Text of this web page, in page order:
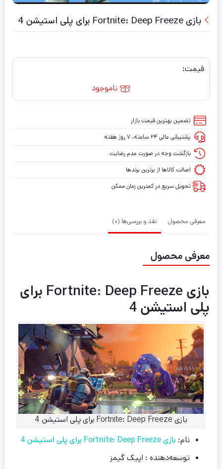
بازی Fortnite: Deep Freeze برای پلی استیشن 4
قیمت:
ناموجود
تضمین بهترین قیمت بازار
پشتیبانی عالی ۲۴ ساعته، ۷ روز هفته
بازگشت وجه در صورت عدم رضایت
اصالت کالاها از برترین برندها
تحویل سریع در کمترین زمان ممکن
معرفی محصول نقد و بررسی‌ها (0)
معرفی محصول
بازی Fortnite: Deep Freeze برای
پلی استیشن 4
بازی Fortnite: Deep Freeze برای پلی استیشن 4
نام: بازی Fortnite: Deep Freeze برای پلی استیشن 4
توسعه‌دهنده : اپیک گیمز